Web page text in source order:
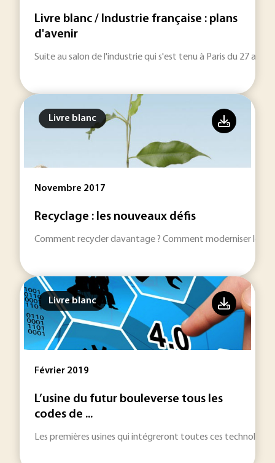
Livre blanc / Industrie française : plans
d'avenir
Suite au salon de l'industrie qui s'est tenu à Paris du 27 au
Livre blanc
Novembre 2017
Recyclage : les nouveaux défis
Comment recycler davantage ? Comment moderniser les
Livre blanc
Février 2019
L’usine du futur bouleverse tous les
codes de ...
Les premières usines qui intégreront toutes ces